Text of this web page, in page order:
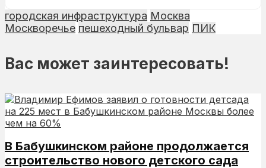
городская инфраструктура Москва
Москворечье пешеходный бульвар ПИК
Вас может заинтересовать!
В Бабушкинском районе продолжается
строительство нового детского сада